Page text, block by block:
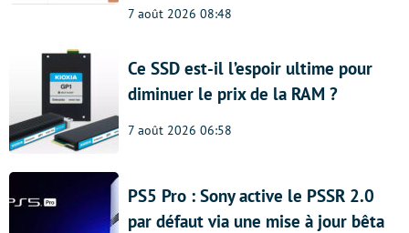
7 août 2026 08:48
Ce SSD est-il l’espoir ultime pour
diminuer le prix de la RAM ?
7 août 2026 06:58
PS5 Pro : Sony active le PSSR 2.0
par défaut via une mise à jour bêta